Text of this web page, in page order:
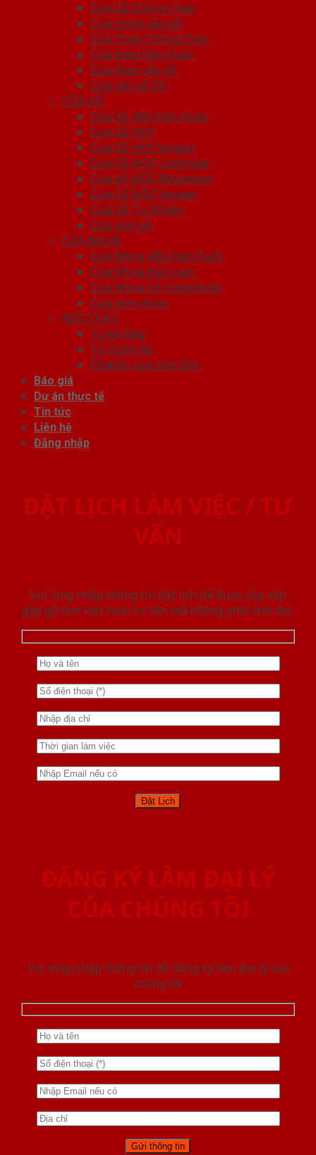
Cửa Gỗ Chống Cháy
Cửa nhôm vân gỗ
Cửa Thép Chống Cháy
Cửa thép Hàn Quốc
Cửa thép vân gỗ
Cửa vân gỗ 5D
CỬA GỖ
Cửa Gỗ ABS Hàn Quốc
Cửa Gỗ HDF
Cửa Gỗ HDF Veneer
Cửa Gỗ MDF Laminate
Cửa gỗ MDF Melamine
Cửa Gỗ MDF Veneer
Cửa Gỗ Tự Nhiên
Cửa vòm gỗ
CỬA NHỰA
Cửa Nhựa ABS Hàn Quốc
Cửa Nhựa Đài Loan
Cửa Nhựa Gỗ Composite
Cửa vòm nhựa
NỘI THẤT
Tủ Kệ Bếp
Tủ Quần Áo
Phụ kiện cửa nhà tắm
Báo giá
Dự án thực tế
Tin tức
Liên hệ
Đăng nhập
ĐẶT LỊCH LÀM VIỆC / TƯ
VẤN
Vui lòng nhập thông tin đặt lịch để được sắp xếp
gặp gỡ làm việc hoăc tư vấn mà không phải chờ đợi.
ĐĂNG KÝ LÀM ĐẠI LÝ
CỦA CHÚNG TÔI
Vui lòng nhập thông tin để đăng ký làm đại lý của
chúng tôi